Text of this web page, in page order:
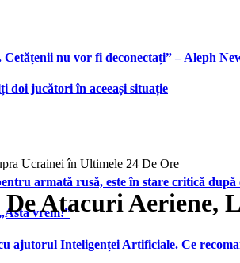
nu vor fi deconectați” – Aleph
doi jucători în aceeași situație
armată rusă, este în stare critică după
vrem!”
ajutorul Inteligenței Artificiale. Ce
Ucrainei în Ultimele 24 De Ore
Atacuri Aeriene,